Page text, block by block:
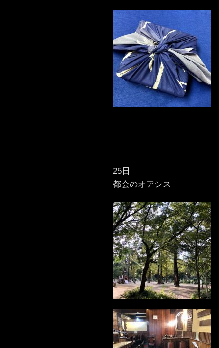
25日
都会のオアシス